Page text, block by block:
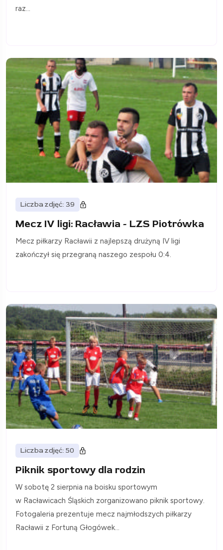
raz...
Liczba zdjęć: 39
Mecz IV ligi: Racławia - LZS Piotrówka
Mecz piłkarzy Racławii z najlepszą drużyną IV ligi
zakończył się przegraną naszego zespołu 0:4.
Liczba zdjęć: 50
Piknik sportowy dla rodzin
W sobotę 2 sierpnia na boisku sportowym
w Racławicach Śląskich zorganizowano piknik sportowy.
Fotogaleria prezentuje mecz najmłodszych piłkarzy
Racławii z Fortuną Głogówek...